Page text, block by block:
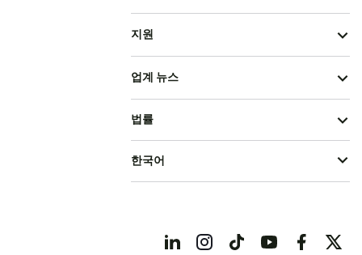
지원
업계 뉴스
법률
한국어